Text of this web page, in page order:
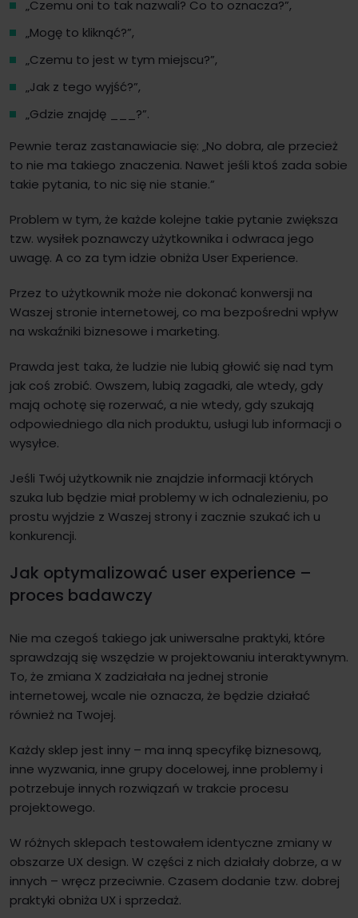
„Czemu oni to tak nazwali? Co to oznacza?”,
„Mogę to kliknąć?”,
„Czemu to jest w tym miejscu?”,
„Jak z tego wyjść?”,
„Gdzie znajdę ___?”.
Pewnie teraz zastanawiacie się: „No dobra, ale przecież
to nie ma takiego znaczenia. Nawet jeśli ktoś zada sobie
takie pytania, to nic się nie stanie.”
Problem w tym, że każde kolejne takie pytanie zwiększa
tzw. wysiłek poznawczy użytkownika i odwraca jego
uwagę. A co za tym idzie obniża User Experience.
Przez to użytkownik może nie dokonać konwersji na
Waszej stronie internetowej, co ma bezpośredni wpływ
na wskaźniki biznesowe i marketing.
Prawda jest taka, że ludzie nie lubią głowić się nad tym
jak coś zrobić. Owszem, lubią zagadki, ale wtedy, gdy
mają ochotę się rozerwać, a nie wtedy, gdy szukają
odpowiedniego dla nich produktu, usługi lub informacji o
wysyłce.
Jeśli Twój użytkownik nie znajdzie informacji których
szuka lub będzie miał problemy w ich odnalezieniu, po
prostu wyjdzie z Waszej strony i zacznie szukać ich u
konkurencji.
Jak optymalizować user experience –
proces badawczy
Nie ma czegoś takiego jak uniwersalne praktyki, które
sprawdzają się wszędzie w projektowaniu interaktywnym.
To, że zmiana X zadziałała na jednej stronie
internetowej, wcale nie oznacza, że będzie działać
również na Twojej.
Każdy sklep jest inny – ma inną specyfikę biznesową,
inne wyzwania, inne grupy docelowej, inne problemy i
potrzebuje innych rozwiązań w trakcie procesu
projektowego.
W różnych sklepach testowałem identyczne zmiany w
obszarze UX design. W części z nich działały dobrze, a w
innych – wręcz przeciwnie. Czasem dodanie tzw. dobrej
praktyki obniża UX i sprzedaż.